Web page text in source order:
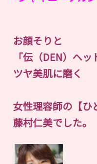
お顔そりと
「伝（DEN）ヘ
ツヤ美肌に磨く
女性理容師の【ひ
藤村仁美でした。